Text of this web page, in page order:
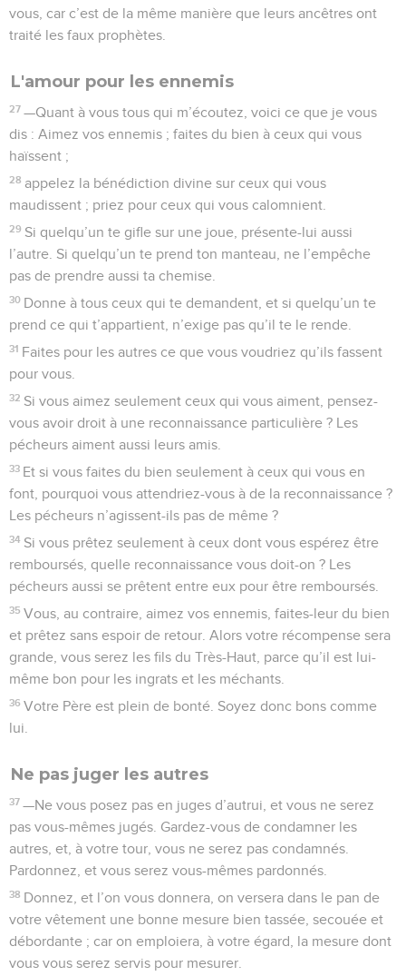
vous, car c’est de la même manière que leurs ancêtres ont
traité les faux prophètes.
L'amour pour les ennemis
27 —Quant à vous tous qui m’écoutez, voici ce que je vous
dis : Aimez vos ennemis ; faites du bien à ceux qui vous
haïssent ;
28 appelez la bénédiction divine sur ceux qui vous
maudissent ; priez pour ceux qui vous calomnient.
29 Si quelqu’un te gifle sur une joue, présente-lui aussi
l’autre. Si quelqu’un te prend ton manteau, ne l’empêche
pas de prendre aussi ta chemise.
30 Donne à tous ceux qui te demandent, et si quelqu’un te
prend ce qui t’appartient, n’exige pas qu’il te le rende.
31 Faites pour les autres ce que vous voudriez qu’ils fassent
pour vous.
32 Si vous aimez seulement ceux qui vous aiment, pensez-
vous avoir droit à une reconnaissance particulière ? Les
pécheurs aiment aussi leurs amis.
33 Et si vous faites du bien seulement à ceux qui vous en
font, pourquoi vous attendriez-vous à de la reconnaissance ?
Les pécheurs n’agissent-ils pas de même ?
34 Si vous prêtez seulement à ceux dont vous espérez être
remboursés, quelle reconnaissance vous doit-on ? Les
pécheurs aussi se prêtent entre eux pour être remboursés.
35 Vous, au contraire, aimez vos ennemis, faites-leur du bien
et prêtez sans espoir de retour. Alors votre récompense sera
grande, vous serez les fils du Très-Haut, parce qu’il est lui-
même bon pour les ingrats et les méchants.
36 Votre Père est plein de bonté. Soyez donc bons comme
lui.
Ne pas juger les autres
37 —Ne vous posez pas en juges d’autrui, et vous ne serez
pas vous-mêmes jugés. Gardez-vous de condamner les
autres, et, à votre tour, vous ne serez pas condamnés.
Pardonnez, et vous serez vous-mêmes pardonnés.
38 Donnez, et l’on vous donnera, on versera dans le pan de
votre vêtement une bonne mesure bien tassée, secouée et
débordante ; car on emploiera, à votre égard, la mesure dont
vous vous serez servis pour mesurer.